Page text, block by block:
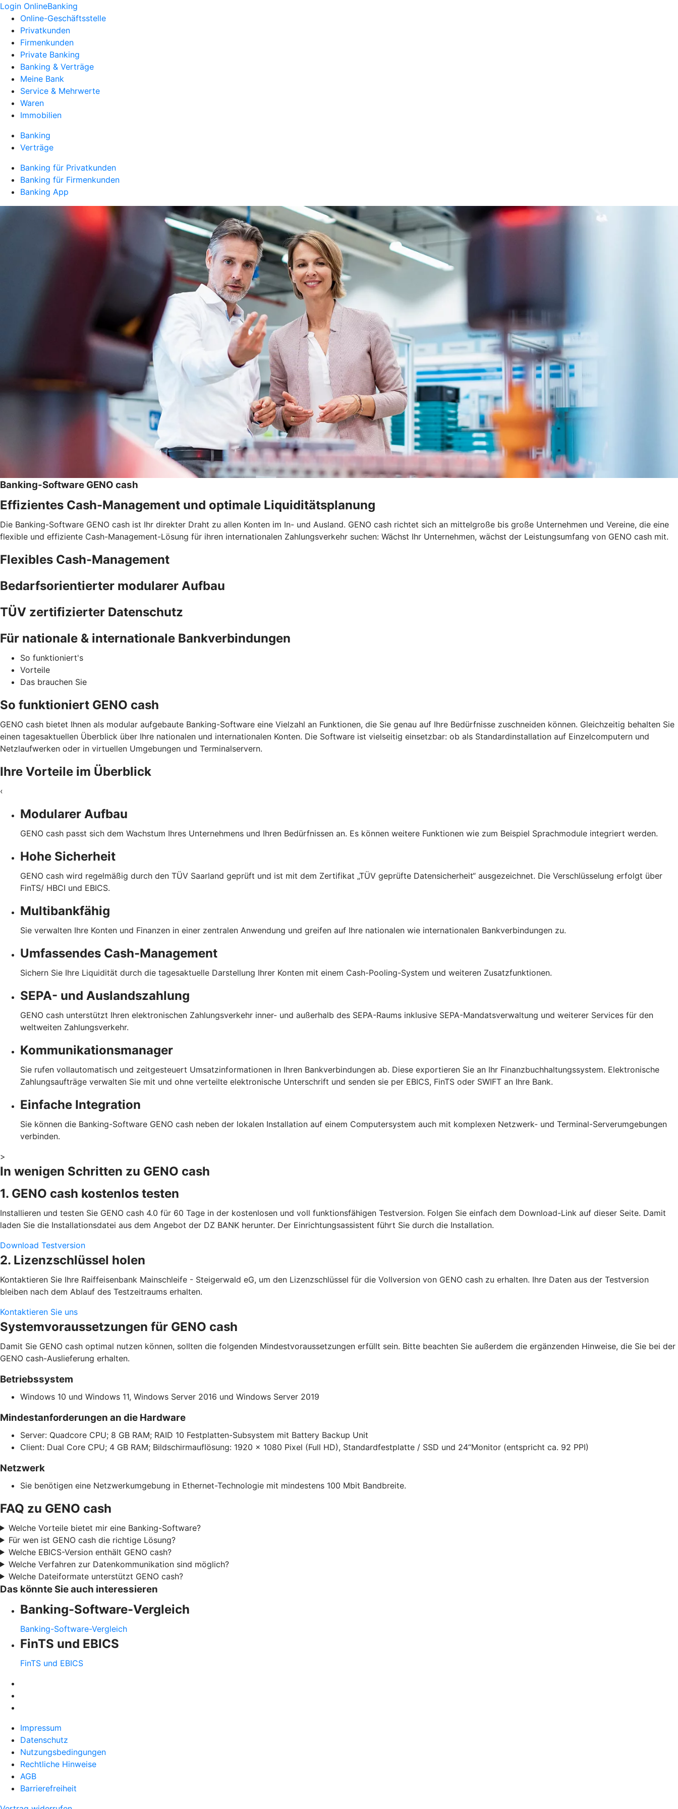
Login OnlineBanking
Online-Geschäftsstelle
Privatkunden
Firmenkunden
Private Banking
Banking & Verträge
Meine Bank
Service & Mehrwerte
Waren
Immobilien
Banking
Verträge
Banking für Privatkunden
Banking für Firmenkunden
Banking App
Banking-Software GENO cash
Effizientes Cash-Management und optimale Liquiditätsplanung
Die Banking-Software GENO cash ist Ihr direkter Draht zu allen Konten im In- und Ausland. GENO cash richtet sich an mittelgroße bis große Unternehmen und Vereine, die eine
flexible und effiziente Cash-Management-Lösung für ihren internationalen Zahlungsverkehr suchen: Wächst Ihr Unternehmen, wächst der Leistungsumfang von GENO cash mit.
Flexibles Cash-Management
Bedarfsorientierter modularer Aufbau
TÜV zertifizierter Datenschutz
Für nationale & internationale Bankverbindungen
So funktioniert's
Vorteile
Das brauchen Sie
So funktioniert GENO cash
GENO cash bietet Ihnen als modular aufgebaute Banking-Software eine Vielzahl an Funktionen, die Sie genau auf Ihre Bedürfnisse zuschneiden können. Gleichzeitig behalten Sie
einen tagesaktuellen Überblick über Ihre nationalen und internationalen Konten. Die Software ist vielseitig einsetzbar: ob als Standardinstallation auf Einzelcomputern und
Netzlaufwerken oder in virtuellen Umgebungen und Terminalservern.
Ihre Vorteile im Überblick
‹
Modularer Aufbau
GENO cash passt sich dem Wachstum Ihres Unternehmens und Ihren Bedürfnissen an. Es können weitere Funktionen wie zum Beispiel Sprachmodule integriert werden.
Hohe Sicherheit
GENO cash wird regelmäßig durch den TÜV Saarland geprüft und ist mit dem Zertifikat „TÜV geprüfte Datensicherheit“ ausgezeichnet. Die Verschlüsselung erfolgt über
FinTS/ HBCI und EBICS.
Multibankfähig
Sie verwalten Ihre Konten und Finanzen in einer zentralen Anwendung und greifen auf Ihre nationalen wie internationalen Bankverbindungen zu.
Umfassendes Cash-Management
Sichern Sie Ihre Liquidität durch die tagesaktuelle Darstellung Ihrer Konten mit einem Cash-Pooling-System und weiteren Zusatzfunktionen.
SEPA- und Auslandszahlung
GENO cash unterstützt Ihren elektronischen Zahlungsverkehr inner- und außerhalb des SEPA-Raums inklusive SEPA-Mandatsverwaltung und weiterer Services für den
weltweiten Zahlungsverkehr.
Kommunikationsmanager
Sie rufen vollautomatisch und zeitgesteuert Umsatzinformationen in Ihren Bankverbindungen ab. Diese exportieren Sie an Ihr Finanzbuchhaltungssystem. Elektronische
Zahlungsaufträge verwalten Sie mit und ohne verteilte elektronische Unterschrift und senden sie per EBICS, FinTS oder SWIFT an Ihre Bank.
Einfache Integration
Sie können die Banking-Software GENO cash neben der lokalen Installation auf einem Computersystem auch mit komplexen Netzwerk- und Terminal-Serverumgebungen
verbinden.
>
In wenigen Schritten zu GENO cash
1. GENO cash kostenlos testen
Installieren und testen Sie GENO cash 4.0 für 60 Tage in der kostenlosen und voll funktionsfähigen Testversion. Folgen Sie einfach dem Download-Link auf dieser Seite. Damit
laden Sie die Installationsdatei aus dem Angebot der DZ BANK herunter. Der Einrichtungsassistent führt Sie durch die Installation.
Download Testversion
2. Lizenzschlüssel holen
Kontaktieren Sie Ihre Raiffeisenbank Mainschleife - Steigerwald eG, um den Lizenzschlüssel für die Vollversion von GENO cash zu erhalten. Ihre Daten aus der Testversion
bleiben nach dem Ablauf des Testzeitraums erhalten.
Kontaktieren Sie uns
Systemvoraussetzungen für GENO cash
Damit Sie GENO cash optimal nutzen können, sollten die folgenden Mindestvoraussetzungen erfüllt sein. Bitte beachten Sie außerdem die ergänzenden Hinweise, die Sie bei der
GENO cash-Auslieferung erhalten.
Betriebssystem
Windows 10 und Windows 11, Windows Server 2016 und Windows Server 2019
Mindestanforderungen an die Hardware
Server: Quadcore CPU; 8 GB RAM; RAID 10 Festplatten-Subsystem mit Battery Backup Unit
Client: Dual Core CPU; 4 GB RAM; Bildschirmauflösung: 1920 x 1080 Pixel (Full HD), Standardfestplatte / SSD und 24“Monitor (entspricht ca. 92 PPI)
Netzwerk
Sie benötigen eine Netzwerkumgebung in Ethernet-Technologie mit mindestens 100 Mbit Bandbreite.
FAQ zu GENO cash
Welche Vorteile bietet mir eine Banking-Software?
Für wen ist GENO cash die richtige Lösung?
Welche EBICS-Version enthält GENO cash?
Welche Verfahren zur Datenkommunikation sind möglich?
Welche Dateiformate unterstützt GENO cash?
Das könnte Sie auch interessieren
Banking-Software-Vergleich
Banking-Software-Vergleich
FinTS und EBICS
FinTS und EBICS
Impressum
Datenschutz
Nutzungsbedingungen
Rechtliche Hinweise
AGB
Barrierefreiheit